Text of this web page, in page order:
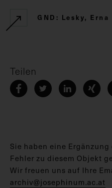
GND: Lesky, Erna
Teilen
Sie haben eine
Fehler zu diesem Objekt
Wir freuen uns auf Ihre
archiv@josephinum.ac.at